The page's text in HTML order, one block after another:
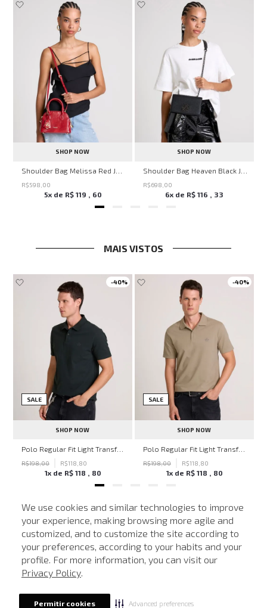
We use cookies and similar technologies to improve
your experience, making browsing more agile and
customized, and to customize the site according to
your preferences, according to your habits and your
profile. For more information, you can visit our
Privacy Policy.
Permitir cookies Advanced preferences
SHOP NOW
R$598 00
5x de R$ 119 , 60
SHOP NOW
R$698 00
6x de R$ 116 , 33
MAIS VISTOS
-40%
SALE
SHOP NOW
Polo Regular Fit Light Transfer Verde Escuro John John Masculina
R$198,00 R$118 80
1x de R$ 118 80
-40%
SALE
SHOP NOW
Polo Regular Fit Light Transfer Bege Médio John John Masculina
R$198,00 R$118 80
1x de R$ 118 80
NEWSLETTER
Cadastre seu e-mail para receber nossas novidades.